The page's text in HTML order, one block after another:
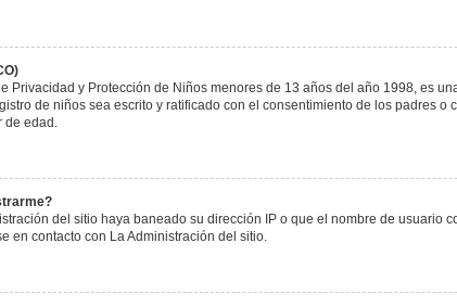
Privacidad y Protección de Niños menores de 13 años del año 1998, es
de niños sea escrito y ratificado con el consentimiento de los padres
de edad.
del sitio haya baneado su dirección IP o que el nombre de
en contacto con La Administración del sitio.